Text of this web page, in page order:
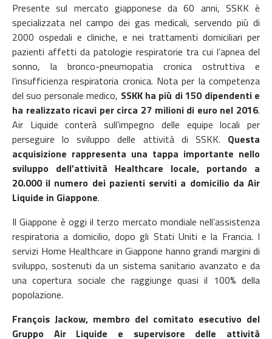
Presente sul mercato giapponese da 60 anni, SSKK è
specializzata nel campo dei gas medicali, servendo più di
2000 ospedali e cliniche, e nei trattamenti domiciliari per
pazienti affetti da patologie respiratorie tra cui l’apnea del
sonno, la bronco-pneumopatia cronica ostruttiva e
l’insufficienza respiratoria cronica. Nota per la competenza
del suo personale medico, SSKK ha più di 150 dipendenti e
ha realizzato ricavi per circa 27 milioni di euro nel 2016.
Air Liquide conterà sull’impegno delle equipe locali per
perseguire lo sviluppo delle attività di SSKK. Questa
acquisizione rappresenta una tappa importante nello
sviluppo dell’attività Healthcare locale, portando a
20.000 il numero dei pazienti serviti a domicilio da Air
Liquide in Giappone.
Il Giappone è oggi il terzo mercato mondiale nell’assistenza
respiratoria a domicilio, dopo gli Stati Uniti e la Francia. I
servizi Home Healthcare in Giappone hanno grandi margini di
sviluppo, sostenuti da un sistema sanitario avanzato e da
una copertura sociale che raggiunge quasi il 100% della
popolazione.
François Jackow, membro del comitato esecutivo del
Gruppo Air Liquide e supervisore delle attività